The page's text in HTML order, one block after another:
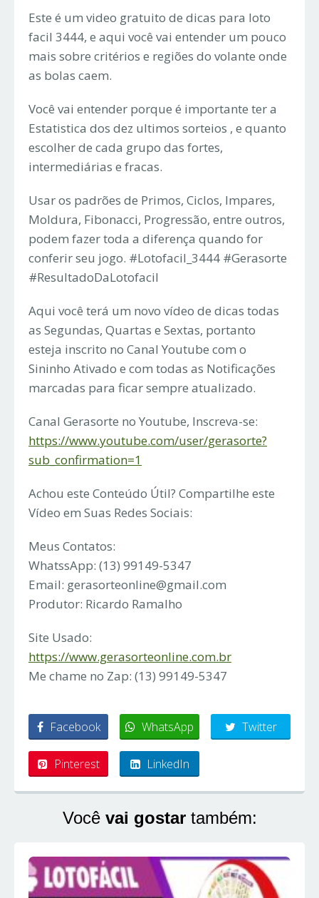
Este é um video gratuito de dicas para loto
facil 3444, e aqui você vai entender um pouco
mais sobre critérios e regiões do volante onde
as bolas caem.
Você vai entender porque é importante ter a
Estatistica dos dez ultimos sorteios , e quanto
escolher de cada grupo das fortes,
intermediárias e fracas.
Usar os padrões de Primos, Ciclos, Impares,
Moldura, Fibonacci, Progressão, entre outros,
podem fazer toda a diferença quando for
conferir seu jogo. #Lotofacil_3444 #Gerasorte
#ResultadoDaLotofacil
Aqui você terá um novo vídeo de dicas todas
as Segundas, Quartas e Sextas, portanto
esteja inscrito no Canal Youtube com o
Sininho Ativado e com todas as Notificações
marcadas para ficar sempre atualizado.
Canal Gerasorte no Youtube, Inscreva-se:
https://www.youtube.com/user/gerasorte?
sub_confirmation=1
Achou este Conteúdo Útil? Compartilhe este
Vídeo em Suas Redes Sociais:
Meus Contatos:
WhatssApp: (13) 99149-5347
Email: gerasorteonline@gmail.com
Produtor: Ricardo Ramalho
Site Usado:
https://www.gerasorteonline.com.br
Me chame no Zap: (13) 99149-5347
Facebook WhatsApp Twitter
Pinterest LinkedIn
Você vai gostartambém: